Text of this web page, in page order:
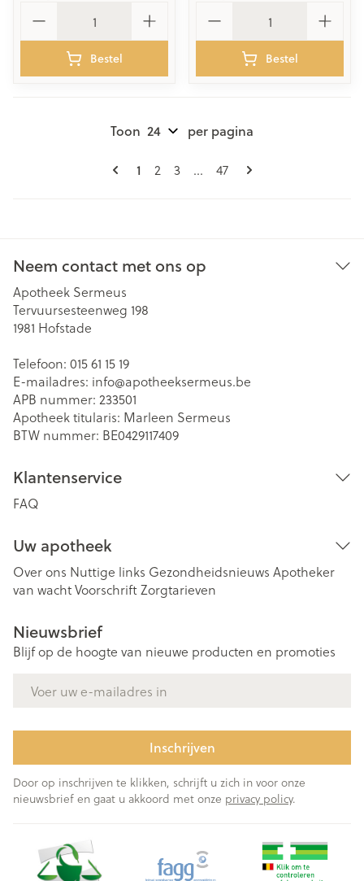
Bestel Bestel
Pagina's
U lees momenteel pagina
1 Pagina
2 Pagina
3 ... Pagina
47
Toon per pagina
Neem contact met ons op
Apotheek Sermeus
Tervuursesteenweg 198
1981 Hofstade
Telefoon: 015 61 15 19
E-mailadres: info@apotheeksermeus.be
APB nummer: 233501
Apotheek titularis: Marleen Sermeus
BTW nummer: BE0429117409
Klantenservice
FAQ
Uw apotheek
Over ons Nuttige links Gezondheidsnieuws Apotheker
van wachtVoorschriftZorgtarieven
Nieuwsbrief
Blijf op de hoogte van nieuwe producten en promoties
Inschrijven
Door op inschrijven te klikken, schrijft u zich in voor onze
nieuwsbrief en gaat u akkoord met onze privacy policy.